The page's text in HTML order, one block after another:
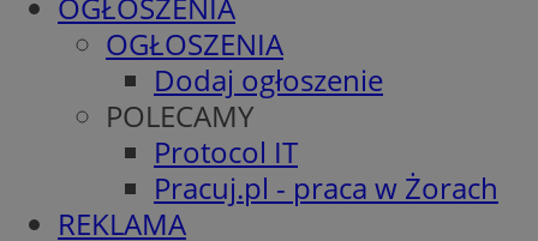
OGŁOSZENIA
Dodaj ogłoszenie
POLECAMY
Protocol IT
Pracuj.pl - praca w Żorach
REKLAMA